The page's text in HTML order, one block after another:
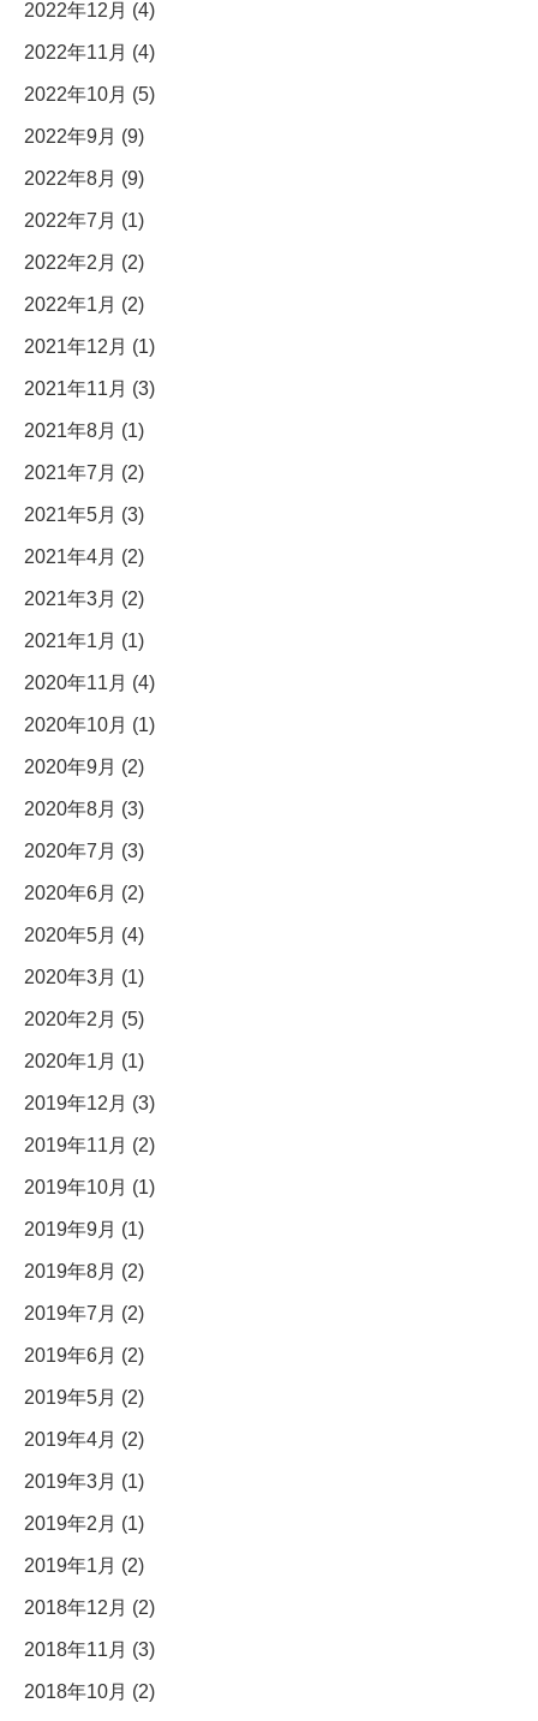
2022年12月 (4)
2022年11月 (4)
2022年10月 (5)
2022年9月 (9)
2022年8月 (9)
2022年7月 (1)
2022年2月 (2)
2022年1月 (2)
2021年12月 (1)
2021年11月 (3)
2021年8月 (1)
2021年7月 (2)
2021年5月 (3)
2021年4月 (2)
2021年3月 (2)
2021年1月 (1)
2020年11月 (4)
2020年10月 (1)
2020年9月 (2)
2020年8月 (3)
2020年7月 (3)
2020年6月 (2)
2020年5月 (4)
2020年3月 (1)
2020年2月 (5)
2020年1月 (1)
2019年12月 (3)
2019年11月 (2)
2019年10月 (1)
2019年9月 (1)
2019年8月 (2)
2019年7月 (2)
2019年6月 (2)
2019年5月 (2)
2019年4月 (2)
2019年3月 (1)
2019年2月 (1)
2019年1月 (2)
2018年12月 (2)
2018年11月 (3)
2018年10月 (2)